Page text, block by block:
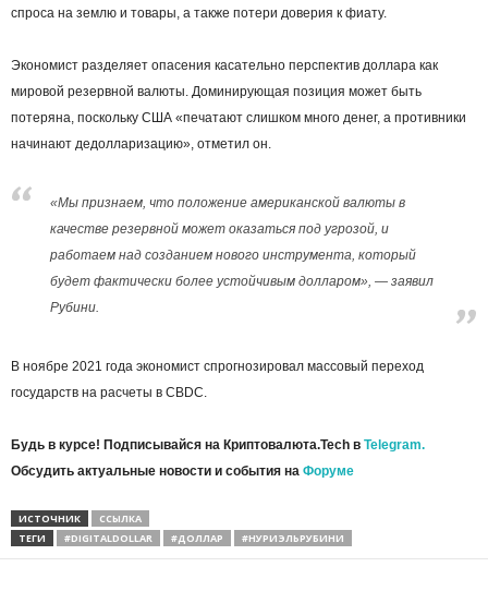
спроса на землю и товары, а также потери доверия к фиату.
Экономист разделяет опасения касательно перспектив доллара как
мировой резервной валюты. Доминирующая позиция может быть
потеряна, поскольку США «печатают слишком много денег, а противники
начинают дедолларизацию», отметил он.
«Мы признаем, что положение американской валюты в
качестве резервной может оказаться под угрозой, и
работаем над созданием нового инструмента, который
будет фактически более устойчивым долларом», — заявил
Рубини.
В ноябре 2021 года экономист спрогнозировал массовый переход
государств на расчеты в СВDС.
Будь в курсе! Подписывайся на Криптовалюта.Tech в Telegram.
Обсудить актуальные новости и события на Форуме
ИСТОЧНИК
ССЫЛКА
ТЕГИ
#DIGITALDOLLAR #ДОЛЛАР #НУРИЭЛЬРУБИНИ